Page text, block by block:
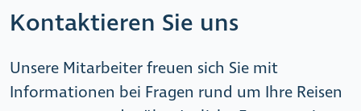
Kontaktieren Sie uns
Unsere Mitarbeiter freuen sich Sie mit
Informationen bei Fragen rund um Ihre Reisen